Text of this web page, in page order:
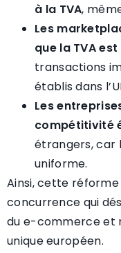
à la TVA,
Les
que la TVA
transactions
établis dans
Les
compétitivité
étrangers, car
uniforme.
Ainsi, cette
concurrence qui
du e-commerce et
unique européen.